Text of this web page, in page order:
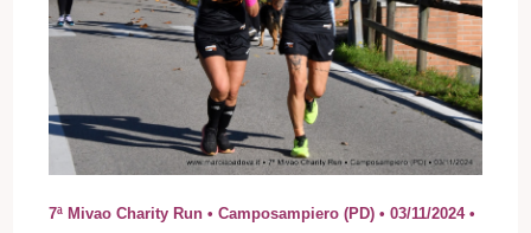
7ª Mivao Charity Run • Camposampiero (PD) • 03/11/2024 •